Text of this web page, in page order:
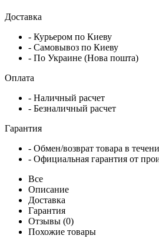
Доставка
- Курьером по Киеву
- Самовывоз по Киеву
- По Украине (Нова пошта)
Оплата
- Наличный расчет
- Безналичный расчет
Гарантия
- Обмен/возврат товара в
- Официальная гарантия от
Все
Описание
Доставка
Гарантия
Отзывы (0)
Похожие товары